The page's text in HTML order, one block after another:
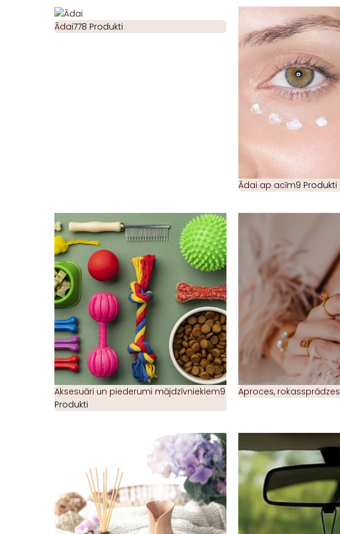
Ādai778 Produkti
Ādai ap acīm9 Produkti
Aksesuāri un piederumi mājdzīvniekiem9
Produkti
Aproces, rokassprādzes